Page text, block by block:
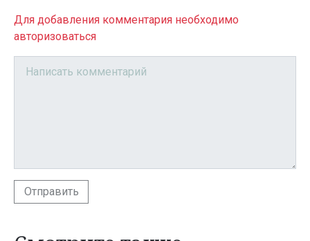
Для добавления комментария необходимо
авторизоваться
Отправить